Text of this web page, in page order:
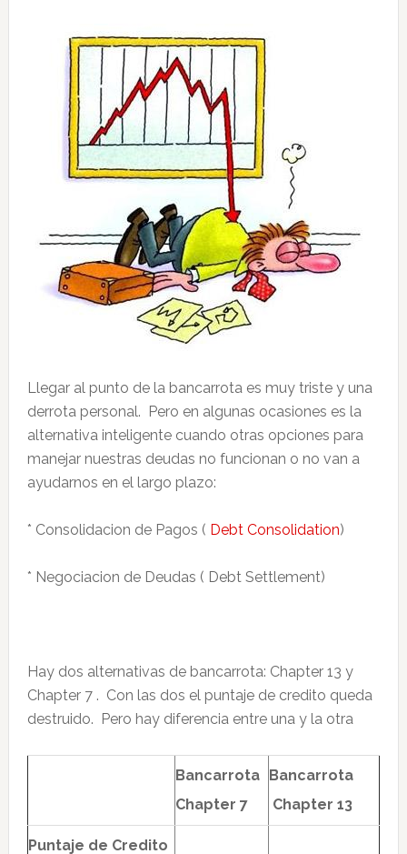
Llegar al punto de la bancarrota es muy triste y una
derrota personal. Pero en algunas ocasiones es la
alternativa inteligente cuando otras opciones para
manejar nuestras deudas no funcionan o no van a
ayudarnos en el largo plazo:
* Consolidacion de Pagos ( Debt Consolidation)
* Negociacion de Deudas ( Debt Settlement)
Hay dos alternativas de bancarrota: Chapter 13 y
Chapter 7 . Con las dos el puntaje de credito queda
destruido. Pero hay diferencia entre una y la otra
Bancarrota
Chapter 7
Bancarrota
Chapter 13
Puntaje de Credito